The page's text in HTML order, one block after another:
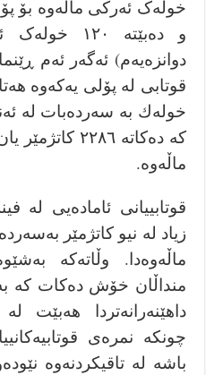
خولەک ئەرکی ماڵەوە بۆ
و دەبێتە
دوانزەیەم) ئەگەر ئەم
خولەك بە سەردەبات لە
ماڵەوە.
قوتابییانی ئامادەیی لە
زیاد لە نیو كاتژمێر
ماڵەوەدا. وڵاتەکە
منداڵان خۆش دەکات كە
داهێنەرانەتردا هەبێت
چونكە نمرەی
باشە لە تاقیكردنەوە